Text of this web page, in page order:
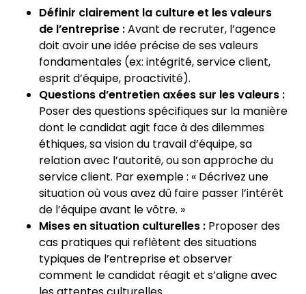
Définir clairement la culture et les valeurs
de l’entreprise :Avant de recruter, l’agence
doit avoir une idée précise de ses valeurs
fondamentales (ex: intégrité, service client,
esprit d’équipe, proactivité).
Questions d’entretien axées sur les valeurs :
Poser des questions spécifiques sur la manière
dont le candidat agit face à des dilemmes
éthiques, sa vision du travail d’équipe, sa
relation avec l’autorité, ou son approche du
service client. Par exemple : « Décrivez une
situation où vous avez dû faire passer l’intérêt
de l’équipe avant le vôtre. »
Mises en situation culturelles :Proposer des
cas pratiques qui reflètent des situations
typiques de l’entreprise et observer
comment le candidat réagit et s’aligne avec